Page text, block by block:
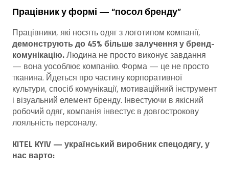
Працівник у формі — “посол бренду”
Працівники, які носять одяг з логотипом компанії,
демонструють до 45% більше залучення у бренд-
комунікацію.Людина не просто виконує завдання
— вона уособлює компанію. Форма — це не просто
тканина. Йдеться про частину корпоративної
культури, спосіб комунікації, мотиваційний інструмент
і візуальний елемент бренду. Інвестуючи в якісний
робочий одяг, компанія інвестує в довгострокову
лояльність персоналу.
KITEL KYIV — український виробник спецодягу, у
нас варто: